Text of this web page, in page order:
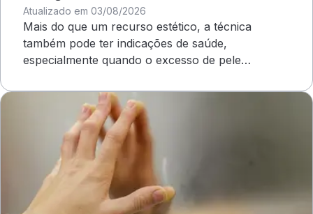
Atualizado em 03/08/2026
Mais do que um recurso estético, a técnica
também pode ter indicações de saúde,
especialmente quando o excesso de pele